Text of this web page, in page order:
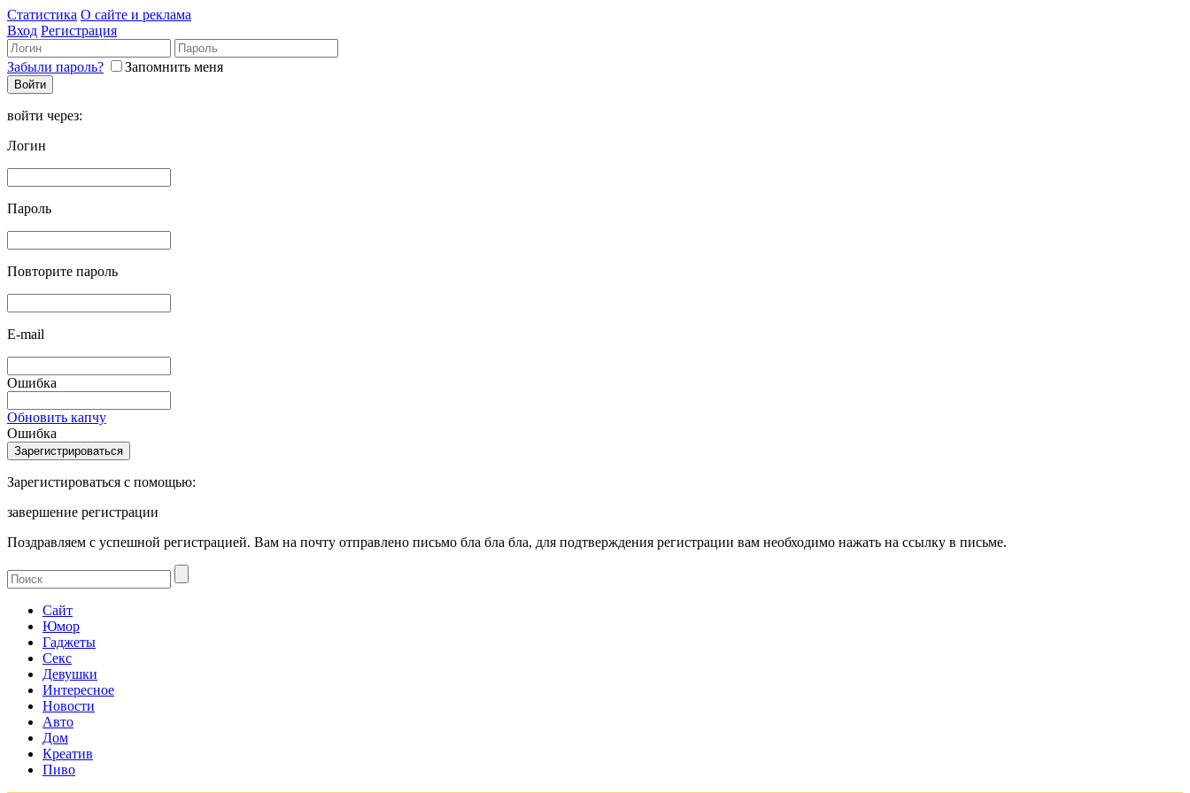
Статистика О сайте и реклама
Вход Регистрация
Забыли пароль? Запомнить меня
войти через:
Логин
Пароль
Повторите пароль
E-mail
Ошибка
Обновить капчу
Ошибка
Зарегистироваться с помощью:
завершение регистрации
Поздравляем с успешной регистрацией. Вам на почту отправлено письмо бла бла бла, для подтверждения регистрации вам необходимо нажать на ссылку в письме.
Сайт
Юмор
Гаджеты
Секс
Девушки
Интересное
Новости
Авто
Дом
Креатив
Пиво